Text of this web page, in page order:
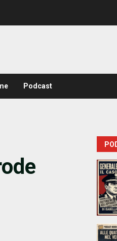
Podcast